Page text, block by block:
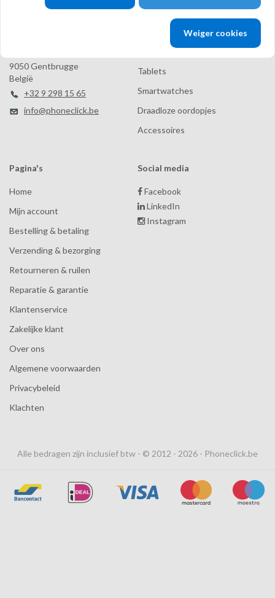
Bezoekadres (enkel op afspraa
9050 Gentbrugge
België
+32 9 298 15 65
info@phoneclick.be
Robuuste smartphones
Smartphones
Robuuste tablets
Tablets
Smartwatches
Draadloze oordopjes
Accessoires
Pagina's
Home
Mijn account
Bestelling & betaling
Verzending & bezorging
Retourneren & ruilen
Reparatie & garantie
Klantenservice
Zakelijke klant
Over ons
Algemene voorwaarden
Privacybeleid
Klachten
Social media
Facebook
LinkedIn
Instagram
Alle bedragen zijn inclusief btw - © 2012 - 2026 - Phoneclick.be
Weiger cookies